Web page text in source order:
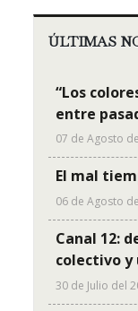
ÚLTIMAS
“Los
entre
07 de Agosto
El mal
06 de Agosto
Canal 12:
colectivo
30 de Julio del